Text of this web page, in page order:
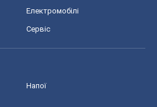
Електромобілі
Сервіс
Напої